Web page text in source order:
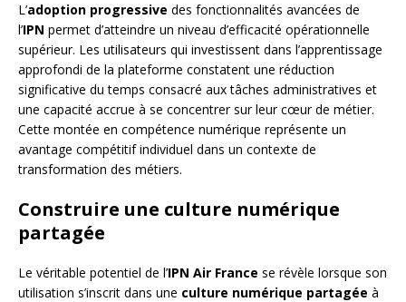
L’adoption progressive des fonctionnalités avancées de
l’IPN permet d’atteindre un niveau d’efficacité opérationnelle
supérieur. Les utilisateurs qui investissent dans l’apprentissage
approfondi de la plateforme constatent une réduction
significative du temps consacré aux tâches administratives et
une capacité accrue à se concentrer sur leur cœur de métier.
Cette montée en compétence numérique représente un
avantage compétitif individuel dans un contexte de
transformation des métiers.
Construire une culture numérique
partagée
Le véritable potentiel de l’IPN Air France se révèle lorsque son
utilisation s’inscrit dans une culture numérique partagée à